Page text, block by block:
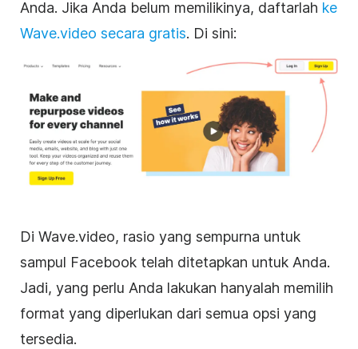
Anda. Jika Anda belum memilikinya, daftarlah ke
Wave.video secara gratis. Di sini:
Di Wave.video, rasio yang sempurna untuk
sampul Facebook telah ditetapkan untuk Anda.
Jadi, yang perlu Anda lakukan hanyalah memilih
format yang diperlukan dari semua opsi yang
tersedia.